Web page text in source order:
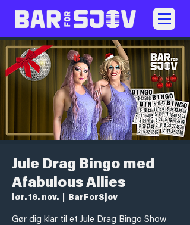
Jule Drag Bingo med
Afabulous Allies
lør. 16. nov. BarForSjov
Gør dig klar til et Jule Drag Bingo Show